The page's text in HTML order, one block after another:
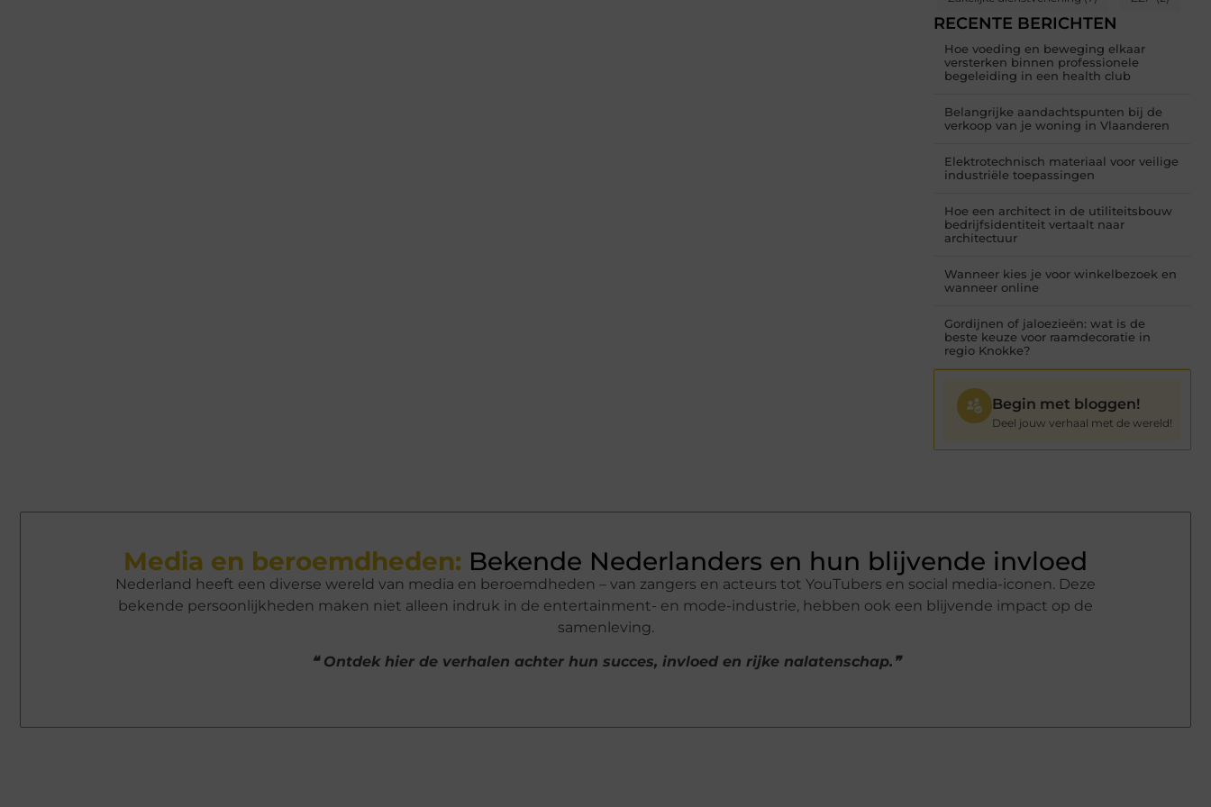
RECENTE BERICHTEN
Hoe voeding en beweging elkaar
versterken binnen professionele
begeleiding in een health club
Belangrijke aandachtspunten bij de
verkoop van je woning in Vlaanderen
Elektrotechnisch materiaal voor veilige
industriële toepassingen
Hoe een architect in de utiliteitsbouw
bedrijfsidentiteit vertaalt naar
architectuur
Wanneer kies je voor winkelbezoek en
wanneer online
Gordijnen of jaloezieën: wat is de
beste keuze voor raamdecoratie in
regio Knokke?
Begin met bloggen!
Deel jouw verhaal met de wereld!
Media en beroemdheden: Bekende Nederlanders en hun blijvende invloed
Nederland heeft een diverse wereld van media en beroemdheden – van zangers en acteurs tot YouTubers en social media-iconen. Deze
bekende persoonlijkheden maken niet alleen indruk in de entertainment- en mode-industrie, hebben ook een blijvende impact op de
samenleving.
❝ Ontdek hier de verhalen achter hun succes, invloed en rijke nalatenschap.❞